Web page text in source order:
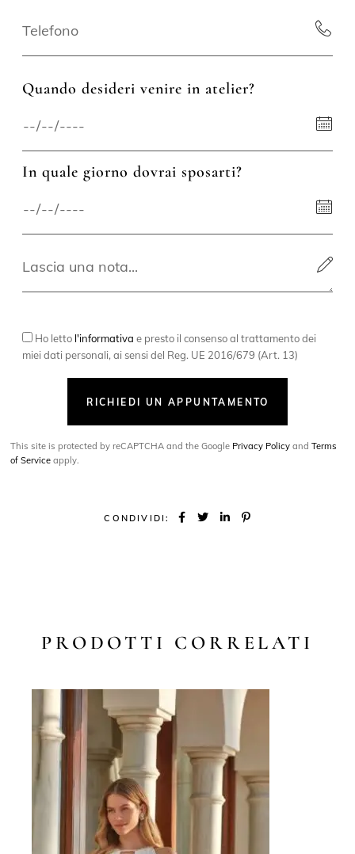
Quando desideri venire in atelier?
In quale giorno dovrai sposarti?
Ho letto l'informativa e presto il consenso al trattamento dei
miei dati personali, ai sensi del Reg. UE 2016/679 (Art. 13)
RICHIEDI UN APPUNTAMENTO
This site is protected by reCAPTCHA and the Google Privacy Policy andTerms
of Service apply.
CONDIVIDI:
PRODOTTI CORRELATI